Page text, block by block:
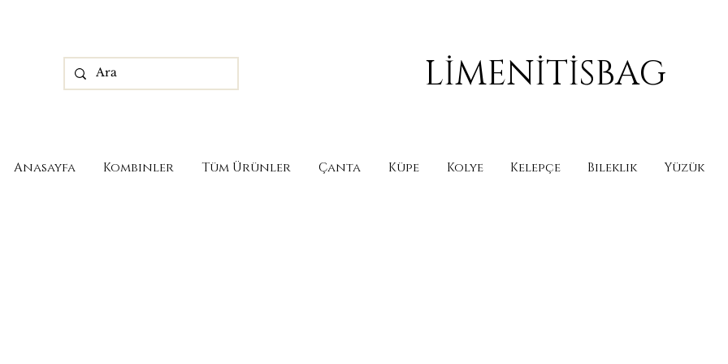
LİMENİTİSBAG
Anasayfa Kombinler Tüm Ürünler Çanta Küpe Kolye Kelepçe Bileklik Yüzük